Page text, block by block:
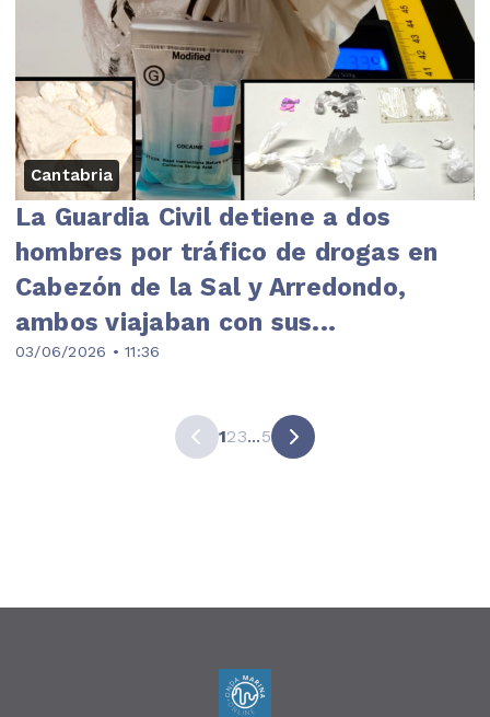
Cantabria
03/06/2026 • 11:36
La Guardia Civil detiene a dos
hombres por tráfico de drogas en
Cabezón de la Sal y Arredondo,
ambos viajaban con sus...
123...5